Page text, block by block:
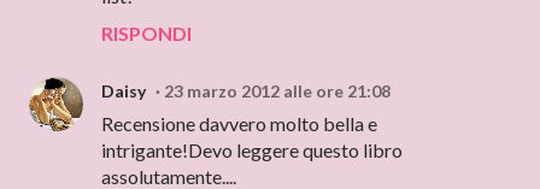
RISPONDI
Daisy 23 marzo 2012 alle ore 21:08
Recensione davvero molto bella e
intrigante!Devo leggere questo libro
assolutamente....